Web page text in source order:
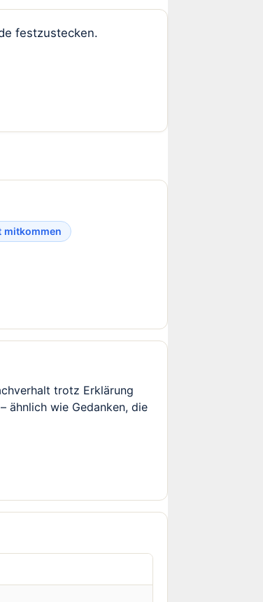
festzustecken.
mitkommen
trotz Erklärung
ähnlich wie Gedanken, die